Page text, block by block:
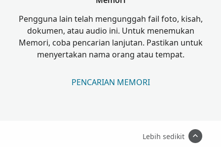
Pengguna lain telah mengunggah fail foto, kisah,
dokumen, atau audio ini. Untuk menemukan
Memori, coba pencarian lanjutan. Pastikan untuk
menyertakan nama orang atau tempat.
PENCARIAN MEMORI
Lebih sedikit